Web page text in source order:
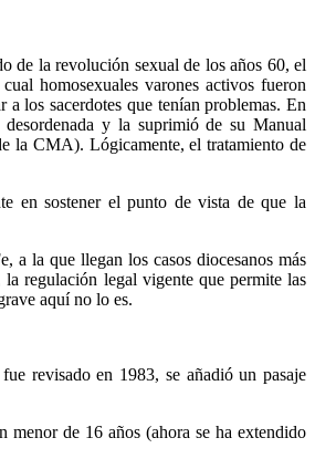
de la revolución sexual de los años 60, el
homosexuales varones activos fueron
los sacerdotes que tenían problemas. En
y la suprimió de su Manual
la CMA). Lógicamente, el tratamiento de
en sostener el punto de vista de que la
a la que llegan los casos diocesanos más
regulación legal vigente que permite las
aquí no lo es.
revisado en 1983, se añadió un pasaje
de 16 años (ahora se ha extendido